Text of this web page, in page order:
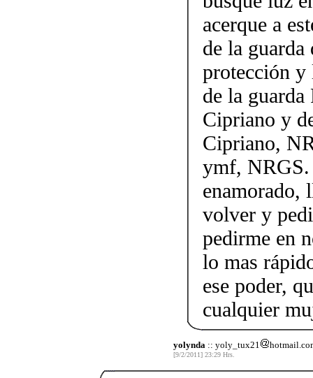
acerque a
de la
protección y
de la guarda
Cipriano y
Cipriano,
ymf, NRGS.
enamorado,
volver y
pedirme en
lo mas
ese poder,
cualquier
yolynda :: yoly_tux21
[9/2/2011] 23:29 Hrs.